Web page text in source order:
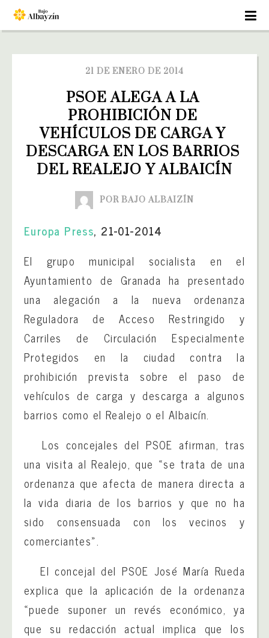
21 DE ENERO DE 2014
PSOE ALEGA A LA
PROHIBICIÓN DE
VEHÍCULOS DE CARGA Y
DESCARGA EN LOS BARRIOS
DEL REALEJO Y ALBAICÍN
POR BAJO ALBAIZÍN
Europa Press, 21-01-2014
El grupo municipal socialista en el
Ayuntamiento de Granada ha presentado
una alegación a la nueva ordenanza
Reguladora de Acceso Restringido y
Carriles de Circulación Especialmente
Protegidos en la ciudad contra la
prohibición prevista sobre el paso de
vehículos de carga y descarga a algunos
barrios como el Realejo o el Albaicín.
Los concejales del PSOE afirman, tras
una visita al Realejo, que «se trata de una
ordenanza que afecta de manera directa a
la vida diaria de los barrios y que no ha
sido consensuada con los vecinos y
comerciantes».
El concejal del PSOE José María Rueda
explica que la aplicación de la ordenanza
«puede suponer un revés económico, ya
que su redacción actual implica que los